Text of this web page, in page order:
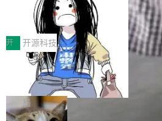
理两个方面，让用户的每一份算力都看
得住、用得稳、省得下、更安全！ 一、
始，Token使用一目...
作者）、Quoc Le（Google 大脑核心
q2Seq 和 DocAI 的共同发明人）以及
yals（Gemini 联合负责人，AlphaSta...
耳科技研发的企业级终端编码智能体
中文驱动的数字员工，自主理解需求、
骤、编写代码。不挑模型、不挑平台，
装完即用。 开源地址：Gitee ·
b 安装 支持 Java 8+（8~26）、
x / Windows / Harmony PC。 #
x / Harmony PC curl -fsSL https://
r.org/solon...
让“代码语义理解”深度释放AI
价值潜能：华为云码道（CodeArts
代码仓技术解析
一、代码仓深度理解技术的作用与价值
程实践中，代码仓是企业核心知识资产
体。企业级代码仓库通常包含数十万乃
个文件，其规模远超单次模型调用可承
文窗口。随着项目规模的持续扩张与代
不断累积，代码仓中的模块关系、接口
务逻辑等关键信息往往分散于数十乃至
开 开源科技
一条“删库”命令跑 17 小时，算法工
师删光 89TB 数据只为干私活
最高人民检察院8月4日公布了一起案件
名90后算法工程师王某，为了给自己接
服务器空间，删光了公司AI游戏部门的
局